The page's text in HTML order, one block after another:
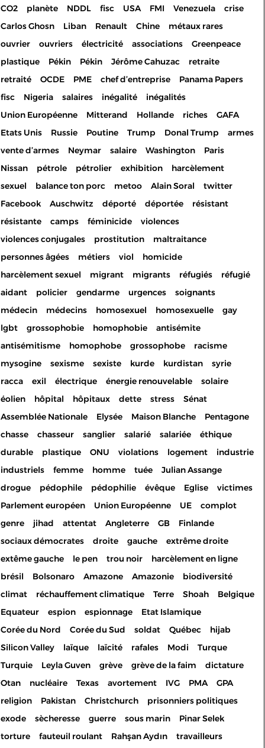
CO2
planète NDDL fisc USA FMI Venezuela
crise
Carlos Ghosn
Liban Renault Chine
métaux rares
ouvrier
ouvriers électricité associations
Greenpeace
plastique
Pékin Pékin Jérôme Cahuzac
retraite
retraité
OCDE PME chef d’entreprise
Panama Papers
fisc
Nigeria salaires inégalité
inégalités
Union Européenne
Mitterand Hollande riches
GAFA
Etats Unis
Russie Poutine Trump Donal Trump
armes
vente d’armes
Neymar salaire Washington
Paris
Nissan
pétrole pétrolier exhibition
harcèlement
sexuel
balance ton porc metoo Alain Soral
twitter
Facebook
Auschwitz déporté déportée
résistant
résistante
camps féminicide
violences
violences conjugales
prostitution
maltraitance
personnes âgées
métiers viol
homicide
harcèlement sexuel
migrant migrants réfugiés
réfugié
aidant
policier gendarme urgences
soignants
médecin
médecins homosexuel homosexuelle
gay
lgbt
grossophobie homophobie
antisémite
antisémitisme
homophobe grossophobe
racisme
mysogine
sexisme sexiste kurde kurdistan
syrie
racca
exil électrique énergie renouvelable
solaire
éolien
hôpital hôpitaux dette stress
Sénat
Assemblée Nationale
Elysée Maison Blanche
Pentagone
chasse
chasseur sanglier salarié salariée
éthique
durable
plastique ONU violations logement
industrie
industriels
femme homme tuée
Julian Assange
drogue
pédophile pédophilie évêque Eglise
victimes
Parlement européen
Union Européenne UE
complot
genre
jihad attentat Angleterre GB
Finlande
sociaux démocrates
droite gauche
extrême droite
extême gauche
le pen trou noir
harcèlement en ligne
brésil
Bolsonaro Amazone Amazonie
biodiversité
climat
réchauffement climatique Terre Shoah
Belgique
Equateur
espion espionnage
Etat Islamique
Corée du Nord
Corée du Sud soldat Québec
hijab
Silicon Valley
laïque laïcité rafales Modi
Turque
Turquie
Leyla Guven grève grève de la faim
dictature
Otan
nucléaire Texas avortement IVG PMA
GPA
religion
Pakistan Christchurch
prisonniers politiques
exode
sècheresse guerre sous marin
Pinar Selek
torture
fauteuil roulant Rahşan Aydın
travailleurs